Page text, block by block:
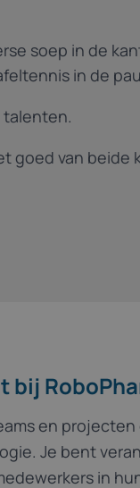
soep in de
in de
talenten.
goed van beide
bij
en
Je bent
in